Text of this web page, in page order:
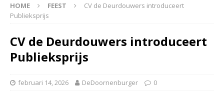
HOME FEEST
CV de Deurdouwers introduceert
Publieksprijs
CV de Deurdouwers introduceert
Publieksprijs
februari 14, 2026 DeDoornenburger 0